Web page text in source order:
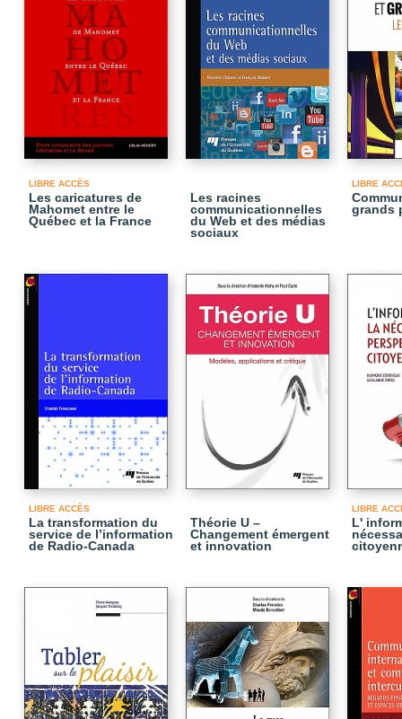
LIBRE ACCÈS
Les caricatures de
Mahomet entre le
Québec et la France
Les racines
communicationnelles
du Web et des médias
sociaux
LIBRE
grands
LIBRE ACCÈS
La transformation du
service de l’information
de Radio-Canada
Théorie U –
Changement émergent
et innovation
LIBRE
L'